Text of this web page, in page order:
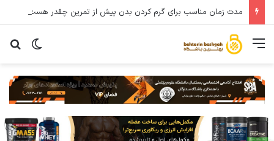
مدت زمان مناسب برای گرم کردن بدن پیش از تمرین چقدر هست؟